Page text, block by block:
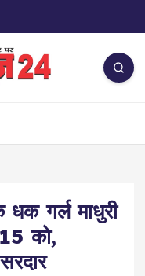
गर्ल माधुरी
को,